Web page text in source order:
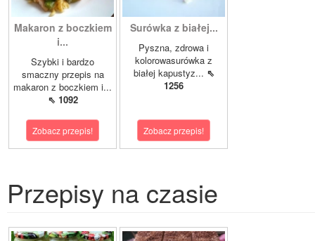
Makaron z boczkiem
i...
Szybki i bardzo
smaczny przepis na
makaron z boczkiem i...
⇖ 1092
Zobacz przepis!
Surówka z białej...
Pyszna, zdrowa i
kolorowasurówka z
białej kapustyz... ⇖
1256
Zobacz przepis!
Przepisy na czasie